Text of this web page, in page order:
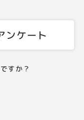
ンケート
すか？